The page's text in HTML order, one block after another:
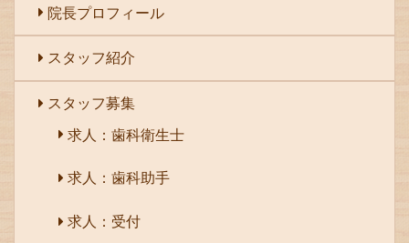
院長プロフィール
スタッフ紹介
スタッフ募集
求人：歯科衛生士
求人：歯科助手
求人：受付